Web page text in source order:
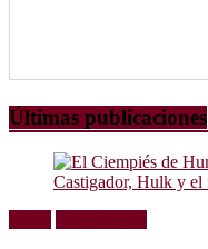
Últimas publicaciones